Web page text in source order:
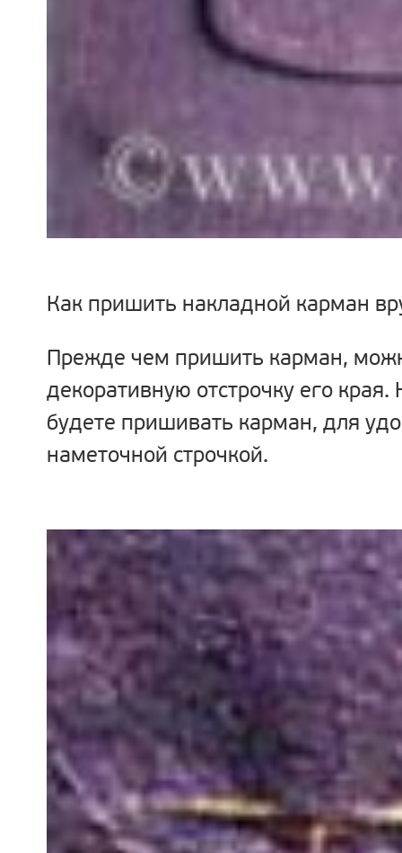
Как пришить накладной карман
Прежде чем пришить карман,
декоративную отстрочку его края.
будете пришивать карман, для
наметочной строчкой.